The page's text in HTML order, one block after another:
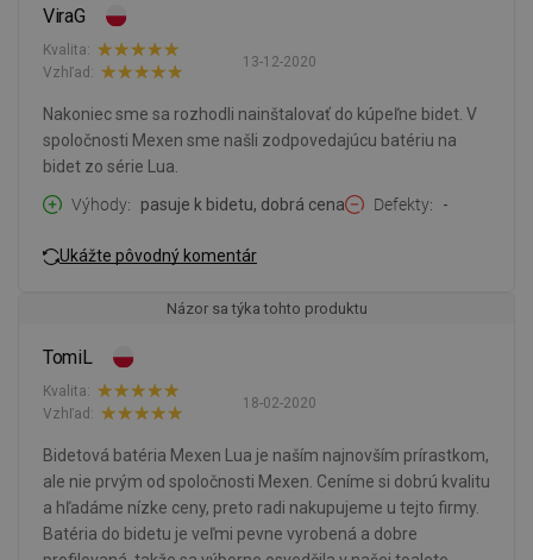
ViraG
13-12-2020
Kvalita:
Vzhľad:
Nakoniec sme sa rozhodli nainštalovať do kúpeľne bidet. V
spoločnosti Mexen sme našli zodpovedajúcu batériu na
bidet zo série Lua.
Výhody
pasuje k bidetu, dobrá cena Defekty -
Ukážte pôvodný komentár
Názor sa týka tohto produktu
TomiL
18-02-2020
Kvalita:
Vzhľad:
Bidetová batéria Mexen Lua je naším najnovším prírastkom,
ale nie prvým od spoločnosti Mexen. Ceníme si dobrú kvalitu
a hľadáme nízke ceny, preto radi nakupujeme u tejto firmy.
Batéria do bidetu je veľmi pevne vyrobená a dobre